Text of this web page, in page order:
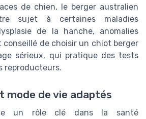
de chien, le berger australien
sujet à certaines maladies
de la hanche, anomalies
conseillé de choisir un chiot berger
sérieux, qui pratique des tests
reproducteurs.
mode de vie adaptés
un rôle clé dans la santé